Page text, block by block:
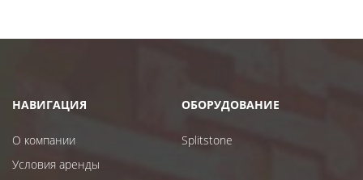
НАВИГАЦИЯ
О компании
Условия аренды
ОБОРУДОВАНИЕ
Splitstone